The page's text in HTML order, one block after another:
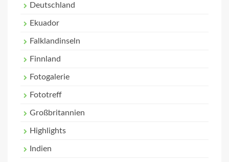
Deutschland
Ekuador
Falklandinseln
Finnland
Fotogalerie
Fototreff
Großbritannien
Highlights
Indien